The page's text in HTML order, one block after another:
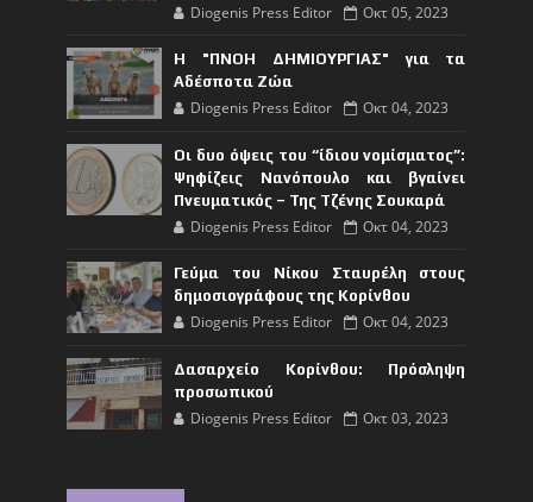
Diogenis Press Editor Οκτ 05, 2023
Η "ΠΝΟΗ ΔΗΜΙΟΥΡΓΙΑΣ" για τα
Αδέσποτα Ζώα
Diogenis Press Editor Οκτ 04, 2023
Οι δυο όψεις του “ίδιου νομίσματος”:
Ψηφίζεις Νανόπουλο και βγαίνει
Πνευματικός – Της Τζένης Σουκαρά
Diogenis Press Editor Οκτ 04, 2023
Γεύμα του Νίκου Σταυρέλη στους
δημοσιογράφους της Κορίνθου
Diogenis Press Editor Οκτ 04, 2023
Δασαρχείο Κορίνθου: Πρόσληψη
προσωπικού
Diogenis Press Editor Οκτ 03, 2023